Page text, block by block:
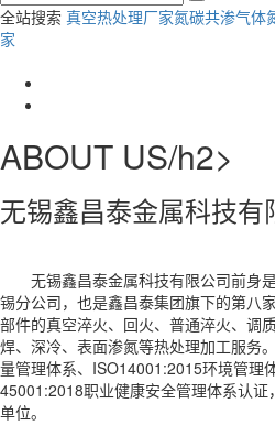
全站搜索 真空热处理厂家氮碳共渗气体
家
ABOUT US/h2>
无锡鑫昌泰金属科技有
无锡鑫昌泰金属科技有限公司前身
锡分公司，也是鑫昌泰集团旗下的第八
部件的真空淬火、回火、普通淬火、调
焊、深冷、表面渗氮等热处理加工服务
量管理体系、ISO14001:2015环境管理
45001:2018职业健康安全管理体系认证
单位。